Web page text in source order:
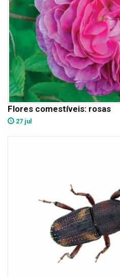
Flores comestíveis: rosas
27 jul